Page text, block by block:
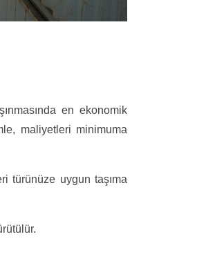
en ekonomik
maliyetleri minimuma
türünüze uygun taşıma